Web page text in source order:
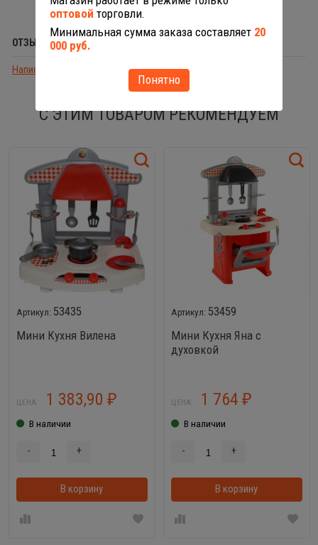
ОТЗЫВЫ (0)
Написать отзыв
С ЭТИМ ТОВАРОМ РЕКОМЕНДУЕМ
53435
Мини Кухня Вилена
ЦЕНА: 1 383,90 ₽
В наличии
- +
В корзину
53459
Мини Кухня Яна с
духовкой
ЦЕНА: 1 764 ₽
В наличии
- +
В корзину
оптовой торговли.
Минимальная сумма заказа составляет 20
000 руб.
Понятно